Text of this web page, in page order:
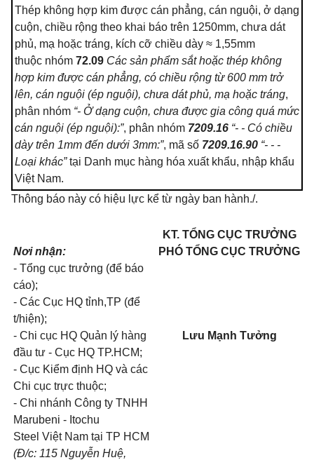
Thép không hợp kim được cán phẳng, cán nguội, ở dạng
cuộn, chiều rộng theo khai báo trên 1250mm, chưa dát
phủ, mạ hoặc tráng, kích cỡ chiều dày ≈ 1,55mm
thuộc nhóm 72.09 Các sản phẩm sắt hoặc thép không
hợp kim được cán phẳng, có chiều rộng từ 600 mm trở
lên, cán nguội (ép nguội), chưa dát phủ, mạ hoặc tráng,
phân nhóm “- Ở dạng cuộn, chưa được gia công quá mức
cán nguội (ép nguội):”, phân nhóm 7209.16 “- - Có chiều
dày trên 1mm đến dưới 3mm:”, mã số 7209.16.90 “- - -
Loại khác”tại Danh mục hàng hóa xuất khẩu, nhập khẩu
Việt Nam.
Thông báo này có hiệu lực kể từ ngày ban hành./.
Nơi nhận:
- Tổng cục trưởng (để báo
cáo);
- Các Cục HQ tỉnh,TP (để
t/hiện);
- Chi cục HQ Quản lý hàng
đầu tư - Cục HQ TP.HCM;
- Cục Kiểm định HQ và các
Chi cục trực thuộc;
- Chi nhánh Công ty TNHH
Marubeni - Itochu
Steel Việt Nam tại TP HCM
(Đ/c: 115 Nguyễn Huệ,
KT. TỔNG CỤC TRƯỞNG
PHÓ TỔNG CỤC TRƯỞNG
Lưu Mạnh Tưởng